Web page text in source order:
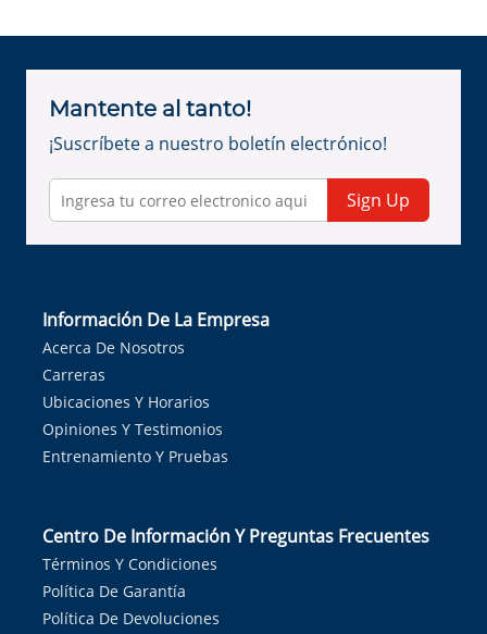
Mantente al tanto!
¡Suscríbete a nuestro boletín electrónico!
Sign Up
Información De La Empresa
Acerca De Nosotros
Carreras
Ubicaciones Y Horarios
Opiniones Y Testimonios
Entrenamiento Y Pruebas
Centro De Información Y Preguntas Frecuentes
Términos Y Condiciones
Política De Garantía
Política De Devoluciones